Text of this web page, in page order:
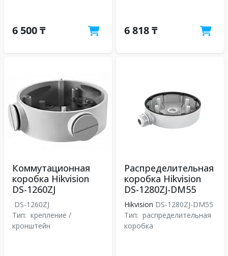
6 500 ₸ 6 818 ₸
Коммутационная
коробка Hikvision
DS-1260ZJ
DS-1260ZJ
Тип: крепление /
кронштейн
Распределительная
коробка Hikvision
DS-1280ZJ-DM55
Hikvision DS-1280ZJ-DM55
Тип: распределительная
коробка